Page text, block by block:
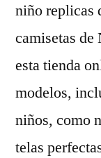
niño replicas
camisetas de
esta tienda
modelos,
niños, como
telas